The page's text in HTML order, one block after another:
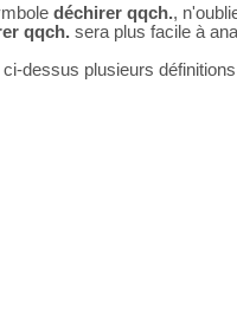
déchirer qqch.,
qqch. sera plus facile à
ci-dessus plusieurs